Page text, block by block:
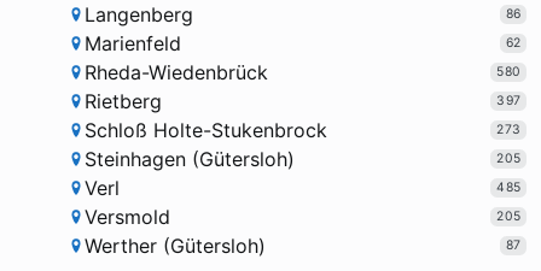
Langenberg 86
Marienfeld 62
Rheda-Wiedenbrück 580
Rietberg 397
Schloß Holte-Stukenbrock 273
Steinhagen (Gütersloh) 205
Verl 485
Versmold 205
Werther (Gütersloh) 87